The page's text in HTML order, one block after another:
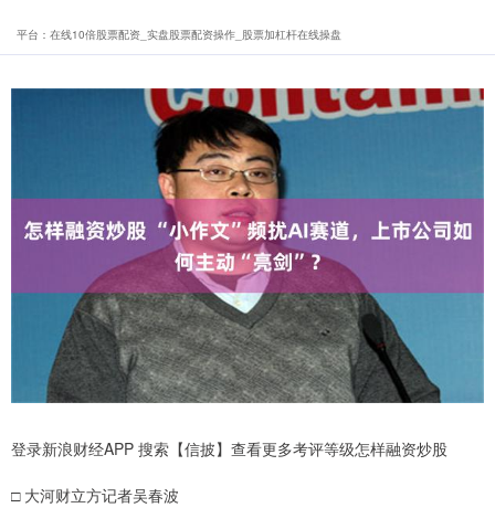
平台：在线10倍股票配资_实盘股票配资操作_股票加杠杆在线操盘
登录新浪财经APP 搜索【信披】查看更多考评等级怎样融资炒股
□ 大河财立方记者吴春波